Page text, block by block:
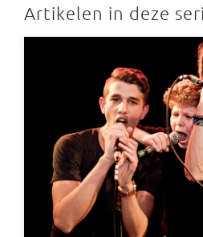
Artikelen in deze